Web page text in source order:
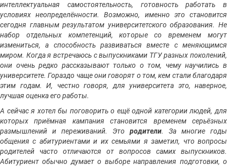
интеллектуальная самостоятельность, готовность работать в
условиях неопределённости. Возможно, именно это становится
сегодня главным результатом университетского образования. Не
набор отдельных компетенций, которые со временем могут
измениться, а способность развиваться вместе с меняющимся
миром. Когда я встречаюсь с выпускниками ТГУ разных поколений,
они очень редко рассказывают только о том, чему научились в
университете. Гораздо чаще они говорят о том, кем стали благодаря
этим годам. И, честно говоря, для университета это, наверное,
лучшая оценка его работы.
А сейчас я хотел бы поговорить о ещё одной категории людей, для
которых приёмная кампания становится временем серьёзных
размышлений и переживаний. Это родители. За многие годы
общения с абитуриентами и их семьями я заметил, что вопросы
родителей часто отличаются от вопросов самих выпускников.
Абитуриент обычно думает о выборе направления подготовки, о